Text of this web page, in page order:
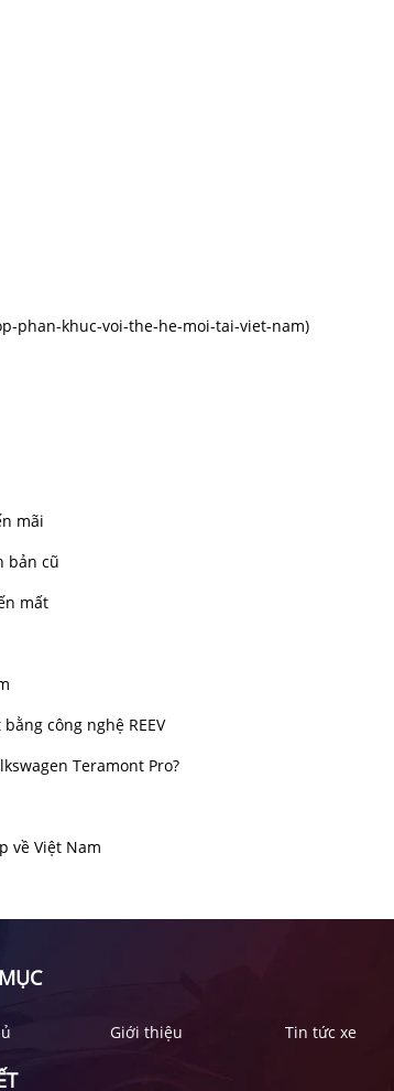
phan-khuc-voi-the-he-moi-tai-viet-nam)
mãi
bản cũ
mất
công nghệ REEV
Teramont Pro?
về Việt Nam
Giới thiệu Tin tức xe